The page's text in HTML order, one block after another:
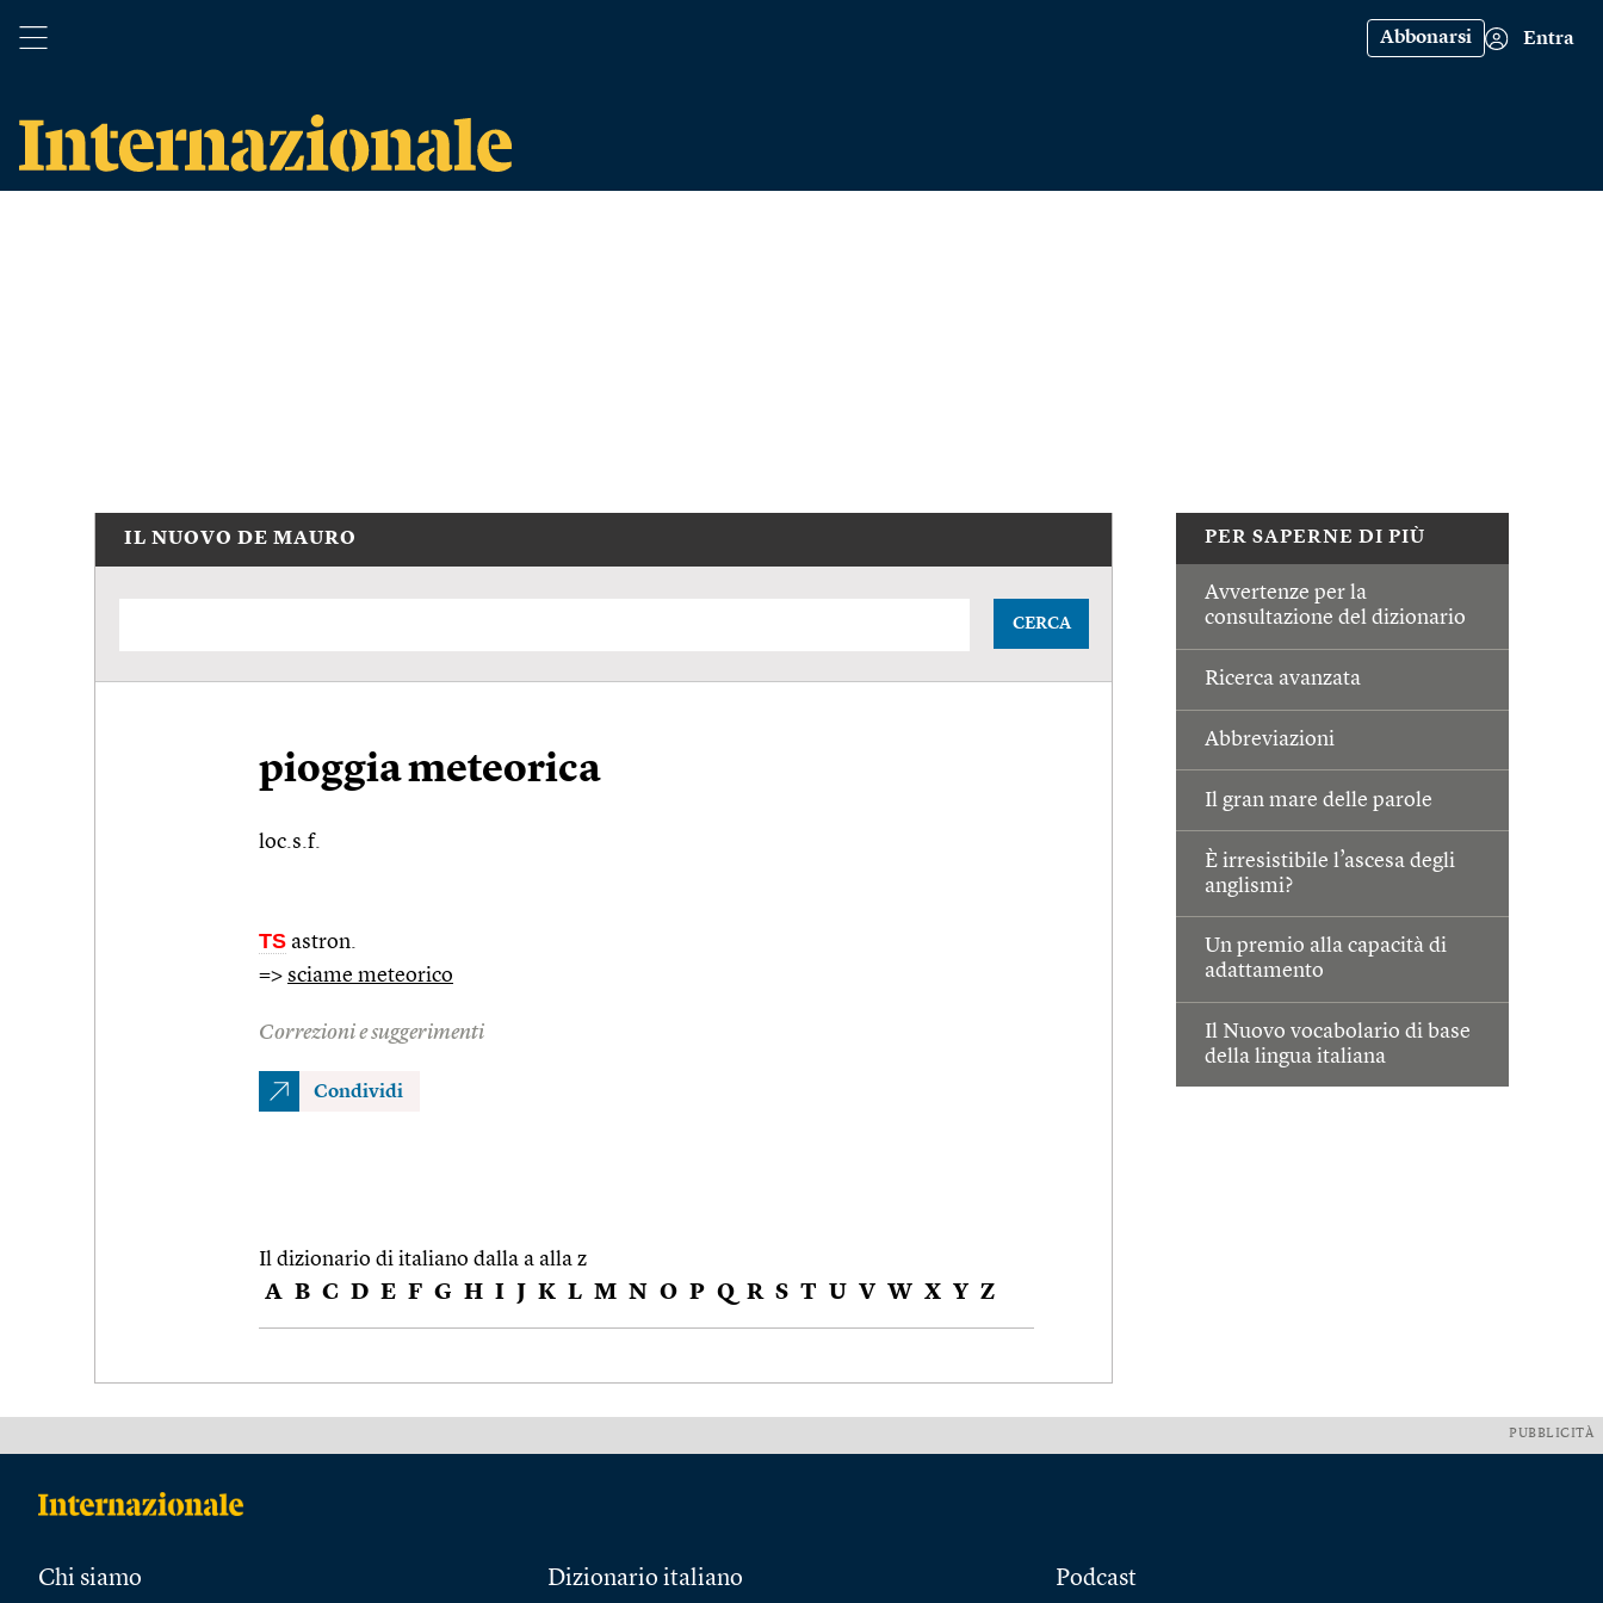
Abbonarsi Entra
PER SAPERNE DI PIÙ
Avvertenze per la
consultazione del dizionario
Ricerca avanzata
Abbreviazioni
Il gran mare delle parole
È irresistibile l’ascesa degli
anglismi?
Un premio alla capacità di
adattamento
Il Nuovo vocabolario di base
della lingua italiana
IL NUOVO DE MAURO
CERCA
pioggia meteorica
loc.s.f.
TS astron.
=> sciame meteorico
Correzioni e suggerimenti
Condividi
Il dizionario di italiano dalla a alla z
A B C D E F G H I J K L M N O P Q R S T U V W X Y Z
PUBBLICITÀ
Chi siamo Dizionario italiano Podcast